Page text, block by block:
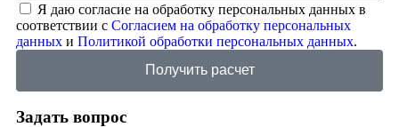
Я даю согласие на обработку персональных данных в
соответствии с Согласием на обработку персональных
данных и Политикой обработки персональных данных.
Получить расчет
Задать вопрос